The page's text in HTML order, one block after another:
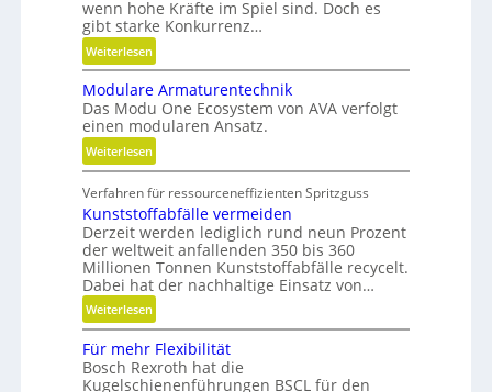
x
i
b
l
i
t
ä
,
D
y
n
a
m
i
k
u
wenn hohe Kräfte im Spiel sind. Doch es
gibt starke Konkurrenz…
Weiterlesen:
K
u
g
e
l
g
e
w
i
n
d
e
t
r
i
e
Modulare Armaturentechnik
Das Modu One Ecosystem von AVA verfolgt
einen modularen Ansatz.
Weiterlesen:
M
o
d
u
l
r
e
r
m
Verfahren für ressourceneffizienten Spritzguss
Kunststoffabfälle vermeiden
Derzeit werden lediglich rund neun Prozent
der weltweit anfallenden 350 bis 360
Millionen Tonnen Kunststoffabfälle recycelt.
Dabei hat der nachhaltige Einsatz von…
Weiterlesen:
K
u
n
Für mehr Flexibilität
Bosch Rexroth hat die
Kugelschienenführungen BSCL für den